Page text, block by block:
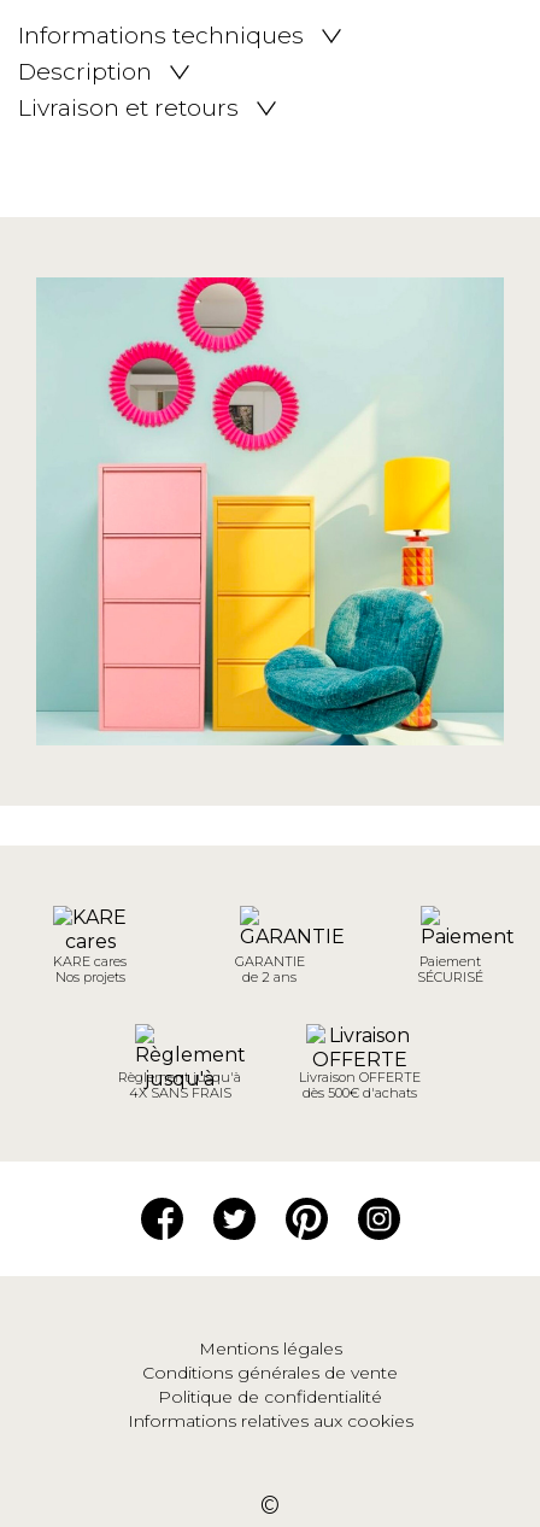
Informations techniques
Description
Livraison et retours
KARE cares
Nos projets
GARANTIE
de 2 ans
Paiement
SÉCURISÉ
Règlement jusqu'à
4X SANS FRAIS
Livraison OFFERTE
dès 500€ d'achats
Mentions légales
Conditions générales de vente
Politique de confidentialité
Informations relatives aux cookies
©